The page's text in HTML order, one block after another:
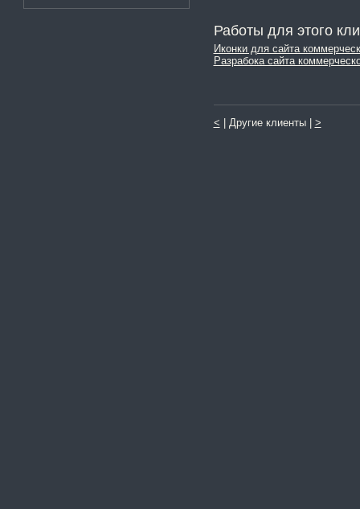
Работы для этого
Иконки для сайта
Разрабока сайта
< | Другие клиенты | >